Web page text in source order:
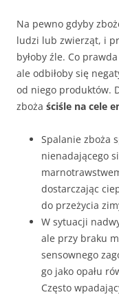
Na pewno gdyby
ludzi lub zwierząt, i
byłoby źle. Co
ale odbiłoby się
od niego produktów.
zboża ściśle na cele
Spalanie zboża
nienadającego
dostarczając
do przeżycia
W sytuacji
ale przy braku
sensownego
go jako opału
Często